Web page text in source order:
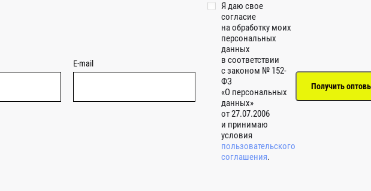
E-mail
Я даю свое
согласие
на обработку моих
персональных
данных
в соответствии
с законом № 152-
ФЗ
«О персональных
данных»
от 27.07.2006
и принимаю
условия
пользовательского
соглашения.